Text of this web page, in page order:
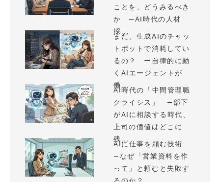
ことを、どうみるべき
か —AI時代の人材
採...
まだ、生成AIのチャッ
トボットで消耗してい
るの？ ー自律的に動
くAIエージェントが
働...
AI時代の「中間管理職
クライシス」 —部下
がAIに相談する時代、
上司の価値はどこに
残...
AIに仕事を頼む技術
—なぜ「営業資料を作
って」と頼むと失敗す